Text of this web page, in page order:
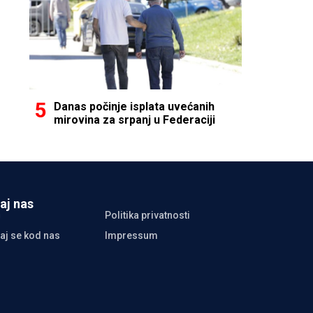
Danas počinje isplata uvećanih
mirovina za srpanj u Federaciji
nas
Politika privatnosti
se kod nas
Impressum